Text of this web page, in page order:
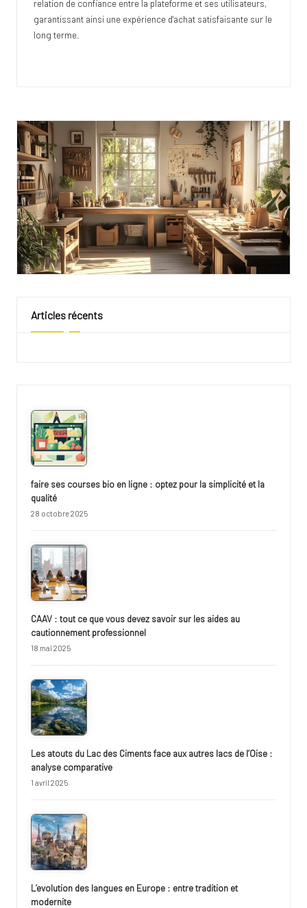
relation de confiance entre la plateforme et ses utilisateurs,
garantissant ainsi une expérience d'achat satisfaisante sur le
long terme.
Articles récents
faire ses courses bio en ligne : optez pour la simplicité et la
qualité
28 octobre 2025
CAAV : tout ce que vous devez savoir sur les aides au
cautionnement professionnel
18 mai 2025
Les atouts du Lac des Ciments face aux autres lacs de l’Oise :
analyse comparative
1 avril 2025
L’evolution des langues en Europe : entre tradition et
modernite